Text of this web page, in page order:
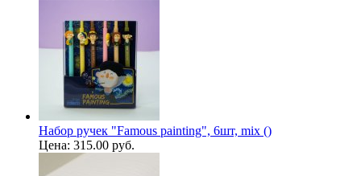
Набор ручек "Famous painting", 6шт, mix ()
Цена: 315.00 руб.